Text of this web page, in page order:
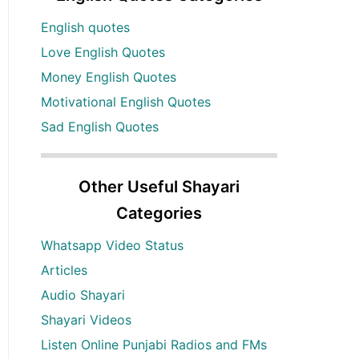
English quotes
Love English Quotes
Money English Quotes
Motivational English Quotes
Sad English Quotes
Other Useful Shayari
Categories
Whatsapp Video Status
Articles
Audio Shayari
Shayari Videos
Listen Online Punjabi Radios and FMs